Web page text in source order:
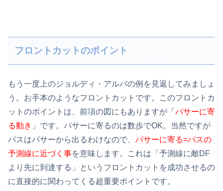
フロントカットのポイント
もう一度上のジョルディ・アルバの例を見返してみましょ
う。お手本のようなフロントカットです。このフロントカ
ットのポイントは、前項の図にもありますが「 パサーに寄
る動き 」です。パサーに寄るのは数歩でOK。当然ですが
パスはパサーから出るわけなので、 パサーに寄る=パスの
予測線に近づく事を意味します。これは「予測線に敵DF
より先に到達する」というフロントカットを成功させるの
に直接的に関わってくる超重要ポイントです。